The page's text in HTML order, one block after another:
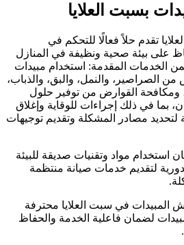
تقدم حلاً فعالًا للتحكم في
على بيئة صحية ونظيفة في المنازل
المقدمة: استخدام مبيدات
الصراصير، والنمل، والبق، والذباب،
القوارض من توفير حلول
بما في ذلك إجراءات للوقاية وإغلاق
لتحديد مصادر المشكلة وتقديم توجيهات
مواد وتقنيات صديقة للبيئة
لتقديم خدمات صيانة منتظمة
في سبت العلايا محترفة
لضمان فاعلية الخدمة والحفاظ